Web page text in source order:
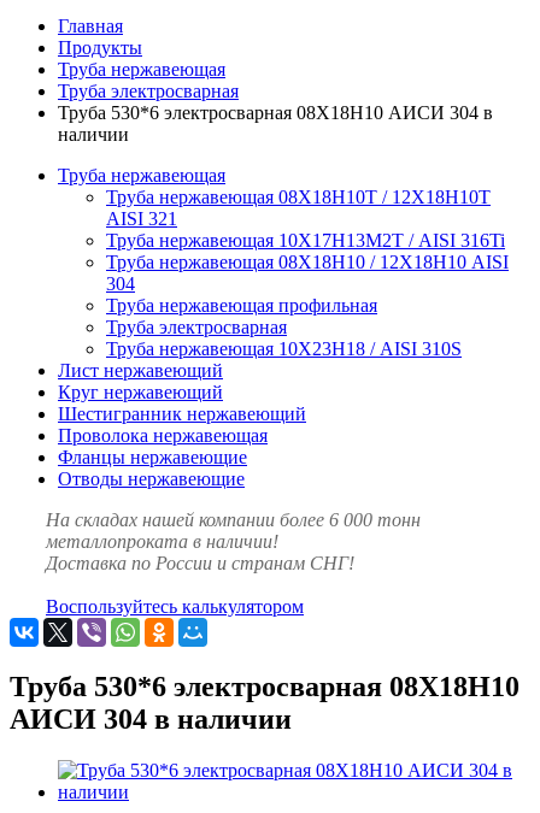
Главная
Продукты
Труба нержавеющая
Труба электросварная
Труба 530*6 электросварная 08Х18Н10 АИСИ 304 в
наличии
Труба нержавеющая
Труба нержавеющая 08Х18Н10Т / 12Х18Н10Т
AISI 321
Труба нержавеющая 10Х17Н13М2Т / AISI 316Ti
Труба нержавеющая 08Х18Н10 / 12Х18Н10 AISI
304
Труба нержавеющая профильная
Труба электросварная
Труба нержавеющая 10Х23Н18 / AISI 310S
Лист нержавеющий
Круг нержавеющий
Шестигранник нержавеющий
Проволока нержавеющая
Фланцы нержавеющие
Отводы нержавеющие
На складах нашей компании более 6 000 тонн
металлопроката в наличии!
Доставка по России и странам СНГ!
Воспользуйтесь калькулятором
Труба 530*6 электросварная 08Х18Н10
АИСИ 304 в наличии